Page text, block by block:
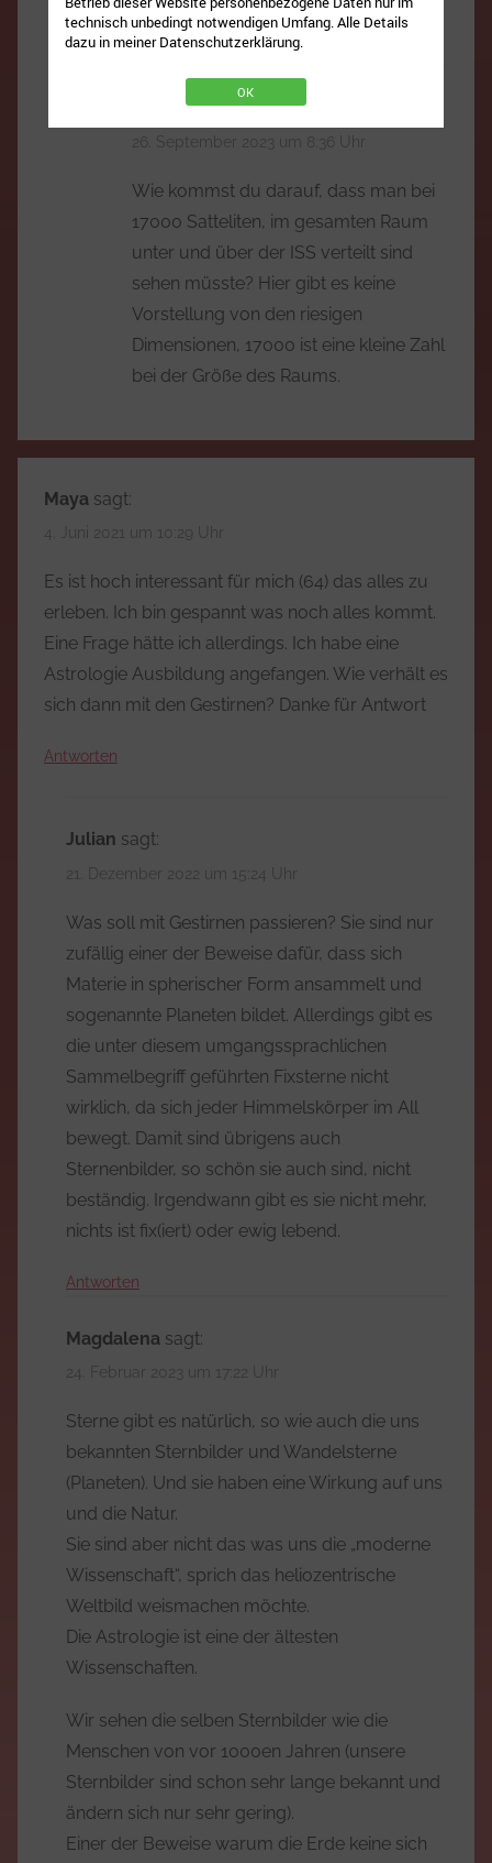
v=U4T0il6fcKs
ThereIsNoFlatEarthProof
26. September 2023 um 8:36 Uhr
Wie kommst du darauf, dass man bei
17000 Satteliten, im gesamten Raum
unter und über der ISS verteilt sind
sehen müsste? Hier gibt es keine
Vorstellung von den riesigen
Dimensionen, 17000 ist eine kleine Zahl
bei der Größe des Raums.
Maya sagt:
4. Juni 2021 um 10:29 Uhr
Es ist hoch interessant für mich (64) das alles zu
erleben. Ich bin gespannt was noch alles kommt.
Eine Frage hätte ich allerdings. Ich habe eine
Astrologie Ausbildung angefangen. Wie verhält es
sich dann mit den Gestirnen? Danke für Antwort
Antworten
Julian sagt:
21. Dezember 2022 um 15:24 Uhr
Was soll mit Gestirnen passieren? Sie sind nur
zufällig einer der Beweise dafür, dass sich
Materie in spherischer Form ansammelt und
sogenannte Planeten bildet. Allerdings gibt es
die unter diesem umgangssprachlichen
Sammelbegriff geführten Fixsterne nicht
wirklich, da sich jeder Himmelskörper im All
bewegt. Damit sind übrigens auch
Sternenbilder, so schön sie auch sind, nicht
beständig. Irgendwann gibt es sie nicht mehr,
nichts ist fix(iert) oder ewig lebend.
Antworten
Magdalena sagt:
24. Februar 2023 um 17:22 Uhr
Sterne gibt es natürlich, so wie auch die uns
bekannten Sternbilder und Wandelsterne
(Planeten). Und sie haben eine Wirkung auf uns
und die Natur.
Sie sind aber nicht das was uns die „moderne
Wissenschaft“, sprich das heliozentrische
Weltbild weismachen möchte.
Die Astrologie ist eine der ältesten
Wissenschaften.
Wir sehen die selben Sternbilder wie die
Menschen von vor 1000en Jahren (unsere
Sternbilder sind schon sehr lange bekannt und
ändern sich nur sehr gering).
Einer der Beweise warum die Erde keine sich
technisch unbedingt notwendigen Umfang. Alle Details
dazu in meiner Datenschutzerklärung.
OK